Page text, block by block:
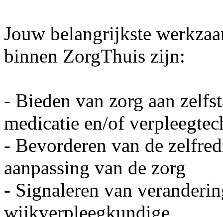
Jouw belangrijkste
binnen ZorgThuis zijn:
- Bieden van zorg aan
medicatie en/of
- Bevorderen van de
aanpassing van de zorg
- Signaleren van
wijkverpleegkundige